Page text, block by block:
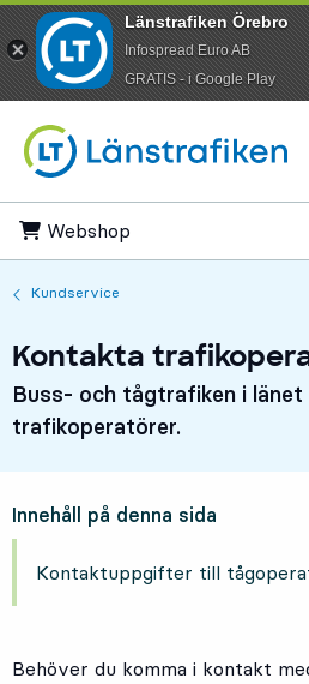
Webshop
Kundservice
Kontakta
Buss- och tågtrafiken i länet
trafikoperatörer.
Innehåll på denna sida
Kontaktuppgifter till
Behöver du komma i kontakt
Länstrafiken Örebro
Infospread Euro AB
​GRATIS - i Google Play